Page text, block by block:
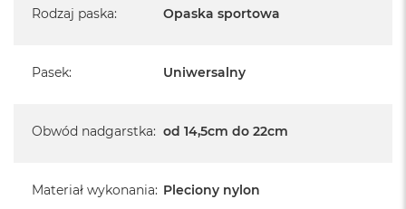
Rodzaj paska: Opaska sportowa
Pasek: Uniwersalny
Obwód nadgarstka: od 14,5cm do 22cm
Materiał wykonania: Pleciony nylon